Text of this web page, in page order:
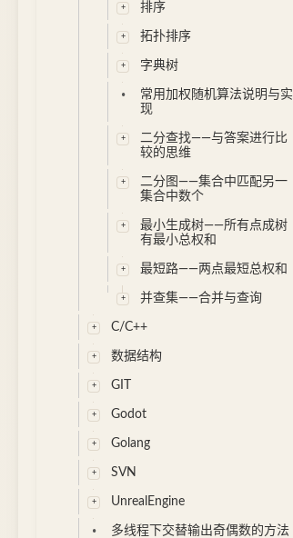
排序
拓扑排序
字典树
常用加权随机算法说明与实
现
二分查找——与答案进行比
较的思维
二分图——集合中匹配另一
集合中数个
最小生成树——所有点成树
有最小总权和
最短路——两点最短总权和
并查集——合并与查询
C/C++
数据结构
GIT
Godot
Golang
SVN
UnrealEngine
多线程下交替输出奇偶数的方法